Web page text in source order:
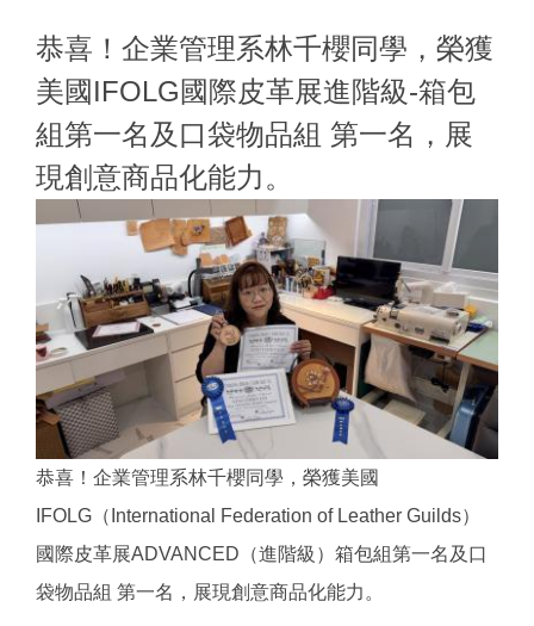
恭喜！企業管理系林千櫻同學，榮獲
美國IFOLG國際皮革展進階級-箱包
組第一名及口袋物品組 第一名，展
現創意商品化能力。
恭喜！企業管理系林千櫻同學，榮獲美國
IFOLG（International Federation of Leather Guilds）
國際皮革展ADVANCED（進階級）箱包組第一名及口
袋物品組 第一名，展現創意商品化能力。